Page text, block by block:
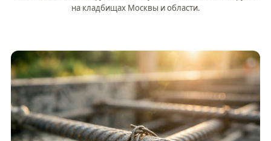
на кладбищах Москвы и области.